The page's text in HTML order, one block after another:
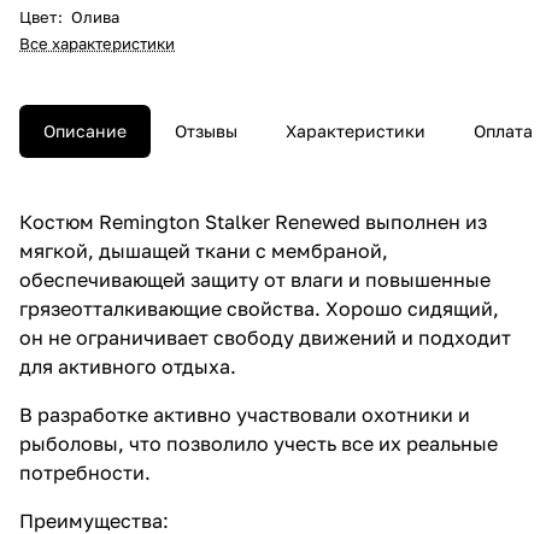
Цвет: Олива
Все характеристики
Описание Отзывы Характеристики Оплата
Костюм Remington Stalker Renewed выполнен из
мягкой, дышащей ткани с мембраной,
обеспечивающей защиту от влаги и повышенные
грязеотталкивающие свойства. Хорошо сидящий,
он не ограничивает свободу движений и подходит
для активного отдыха.
В разработке активно участвовали охотники и
рыболовы, что позволило учесть все их реальные
потребности.
Преимущества: